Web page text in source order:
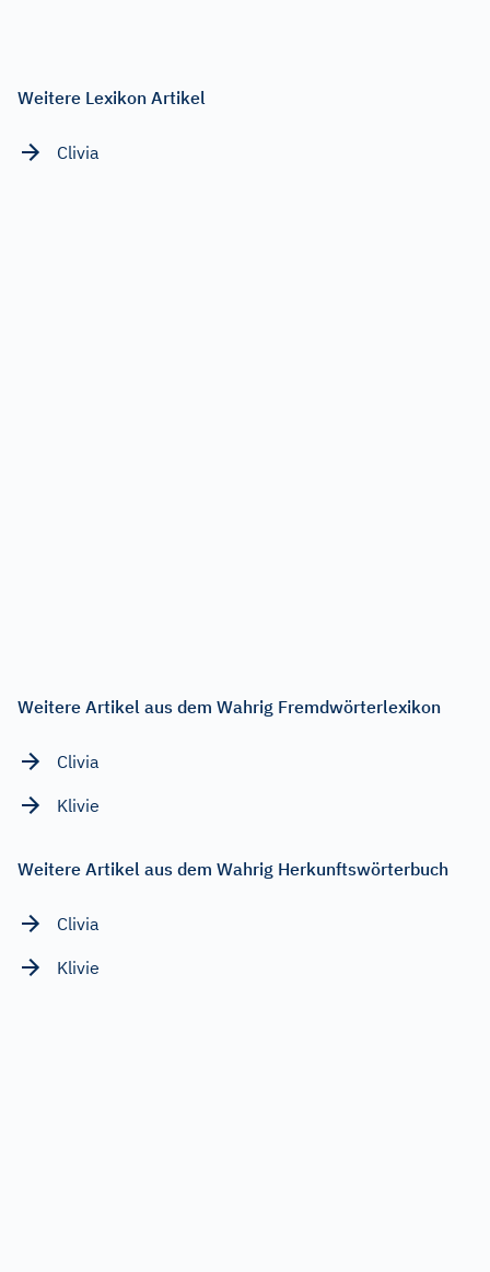
Weitere Lexikon Artikel
Clivia
Weitere Artikel aus dem Wahrig Fremdwörterlexikon
Clivia
Klivie
Weitere Artikel aus dem Wahrig Herkunftswörterbuch
Clivia
Klivie